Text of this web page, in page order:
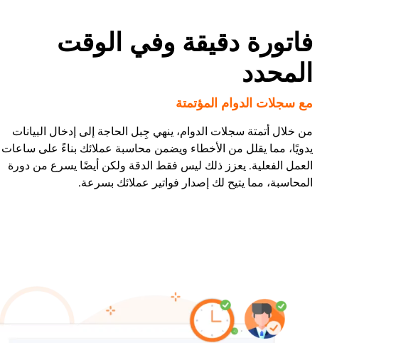
فاتورة دقيقة وفي الوقت
المحدد
مع سجلات الدوام المؤتمتة
من خلال أتمتة سجلات الدوام، ينهي جِبل الحاجة إلى إدخال البيانات
يدويًا، مما يقلل من الأخطاء ويضمن محاسبة عملائك بناءً على ساعات
العمل الفعلية. يعزز ذلك ليس فقط الدقة ولكن أيضًا يسرع من دورة
المحاسبة، مما يتيح لك إصدار فواتير عملائك بسرعة.